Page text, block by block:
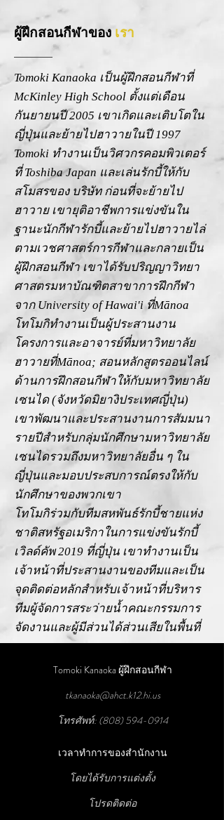
ผู้ฝึกสอนกีฬาของ เรา
Tomoki Kanaoka เป็นผู้ฝึกสอนกีฬาที่
McKinley High School ตั้งแต่เดือน
กันยายนปี 2005 เขาเกิดและเติบโตใน
ญี่ปุ่นและย้ายไปฮาวายในปี 1997
Tomoki ทำงานเป็นวิศวกรคอมพิวเตอร์
ที่ Toshiba Japan และเล่นรักบี้ให้กับ
สโมสรของ บริษัท ก่อนที่จะย้ายไป
ฮาวาย เขายุติอาชีพการแข่งขันใน
ฐานะนักกีฬารักบี้และย้ายไปฮาวายไล่
ตามเวชศาสตร์การกีฬาและกลายเป็น
ผู้ฝึกสอนกีฬา เขาได้รับปริญญาวิทยา
ศาสตรมหาบัณฑิตสาขาการฝึกกีฬา
จาก University of Hawai'i ที่Mānoa
โทโมกิทำงานเป็นผู้ประสานงาน
โครงการและอาจารย์ที่มหาวิทยาลัย
ฮาวายที่Mānoa; สอนหลักสูตรออนไลน์
ด้านการฝึกสอนกีฬาให้กับมหาวิทยาลัย
เซนได (จังหวัดมิยางิประเทศญี่ปุ่น)
เขาพัฒนาและประสานงานการสัมมนา
รายปีสำหรับกลุ่มนักศึกษามหาวิทยาลัย
เซนไดรวมถึงมหาวิทยาลัยอื่น ๆ ใน
ญี่ปุ่นและมอบประสบการณ์ตรงให้กับ
นักศึกษาของพวกเขา
โทโมกิร่วมกับทีมสหพันธ์รักบี้ชายแห่ง
ชาติสหรัฐอเมริกาในการแข่งขันรักบี้
เวิลด์คัพ 2019 ที่ญี่ปุ่น เขาทำงานเป็น
เจ้าหน้าที่ประสานงานของทีมและเป็น
จุดติดต่อหลักสำหรับเจ้าหน้าที่บริหาร
ทีมผู้จัดการสระว่ายน้ำคณะกรรมการ
จัดงานและผู้มีส่วนได้ส่วนเสียในพื้นที่
Tomoki Kanaoka ผู้ฝึกสอนกีฬา
tkanaoka@ahct.k12.hi.us
โทรศัพท์: (808) 594-0914
เวลาทำการของสำนักงาน
โดยได้รับการแต่งตั้ง
โปรดติดต่อ